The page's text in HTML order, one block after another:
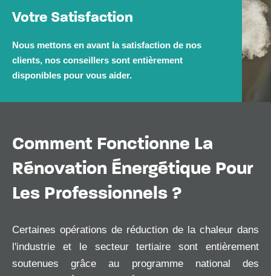
Votre Satisfaction
Nous mettons en avant la satisfaction de nos
clients, nos conseillers sont entièrement
disponibles pour vous aider.
Comment Fonctionne La
Rénovation Énergétique Pour
Les Professionnels ?
Certaines opérations de réduction de la chaleur dans
l'industrie et le secteur tertiaire sont entièrement
soutenues grâce au programme national des